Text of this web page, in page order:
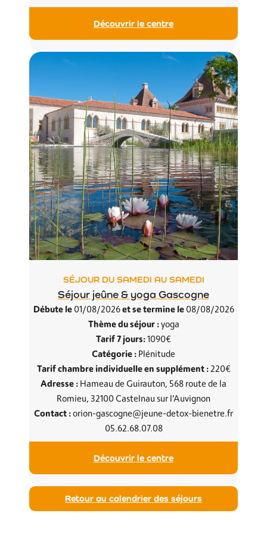
Découvrir le centre
SÉJOUR DU SAMEDI AU SAMEDI
Séjour jeûne & yoga Gascogne
Débute le01/08/2026et se termine le08/08/2026
Thème du séjour :yoga
Tarif 7 jours:1090€
Catégorie : Plénitude
Tarif chambre individuelle en supplément :220€
Adresse : Hameau de Guirauton, 568 route de la
Romieu, 32100 Castelnau sur l’Auvignon
Contact :orion-gascogne@jeune-detox-bienetre.fr
05.62.68.07.08
Découvrir le centre
Retour au calendrier des séjours